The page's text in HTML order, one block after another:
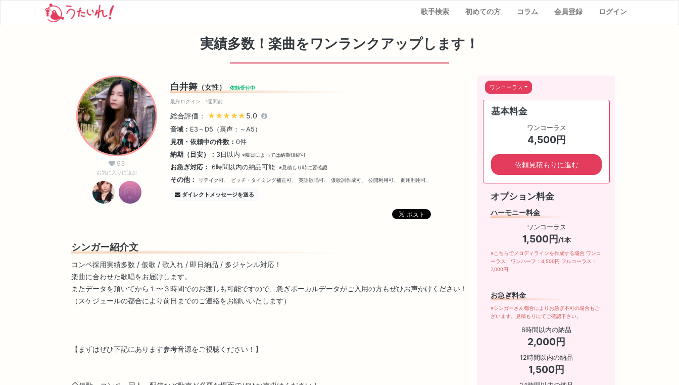
歌手検索 初めての方 コラム 会員登録 ログイン
実績多数！楽曲をワンランクアップします！
93
お気に入りに追加
白井舞 （女性） 依頼受付中
最終ログイン：1週間前
総合評価： ★★★★★
★★★★★ 5.0
音域： E3～D5（裏声：～A5）
見積・依頼中の件数： 0件
納期（目安）： 3日以内 ※曜日によっては納期短縮可
お急ぎ対応： 6時間以内の納品可能 ※見積もり時に要確認
その他： リテイク可、 ピッチ・タイミング補正可、 英語歌唱可、 仮歌詞作成可、 公開利用可、 商用利用可、
ダイレクトメッセージを送る
シンガー紹介文
コンペ採用実績多数 / 仮歌 / 歌入れ / 即日納品 / 多ジャンル対応！
楽曲に合わせた歌唱をお届けします。
またデータを頂いてから１〜３時間でのお渡しも可能ですので、急ぎボーカルデータがご入用の方もぜひお声かけください！
（スケジュールの都合により前日までのご連絡をお願いいたします）
【まずはぜひ下記にあります参考音源をご視聴ください！】
ワンコーラス
基本料金
ワンコーラス
4,500円
依頼見積もりに進む
オプション料金
ハーモニー料金
ワンコーラス
1,500円/1本
※こちらでメロディラインを作成する場合 ワンコ
ーラス、ワンハーフ：4,500円 フルコーラス：
7,000円
お急ぎ料金
※シンガーさん都合によりお急ぎ不可の場合もご
ざいます。見積もりにてご確認下さい。
6時間以内の納品
2,000円
12時間以内の納品
1,500円